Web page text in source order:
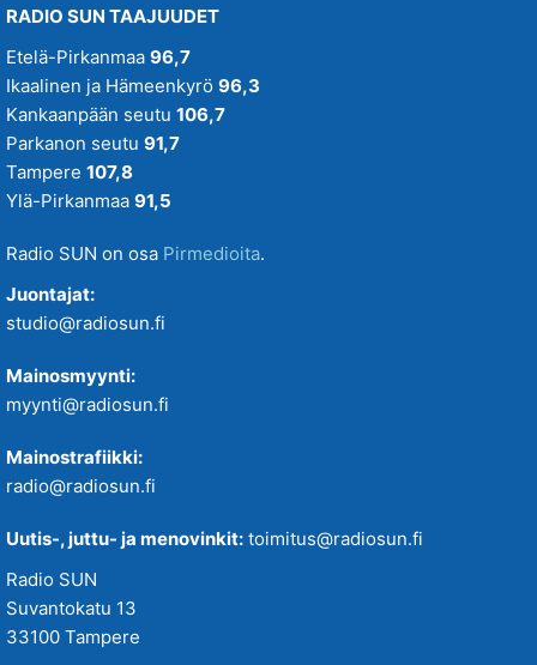
RADIO SUN TAAJUUDET
Etelä-Pirkanmaa 96,7
Ikaalinen ja Hämeenkyrö 96,3
Kankaanpään seutu 106,7
Parkanon seutu 91,7
Tampere 107,8
Ylä-Pirkanmaa 91,5
Radio SUN on osa Pirmedioita.
Juontajat:
studio@radiosun.fi
Mainosmyynti:
myynti@radiosun.fi
Mainostrafiikki:
radio@radiosun.fi
Uutis-, juttu- ja menovinkit: toimitus@radiosun.fi
Radio SUN
Suvantokatu 13
33100 Tampere